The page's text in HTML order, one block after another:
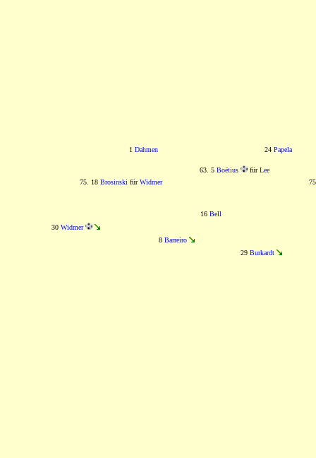
1 Dahmen 24 Papela
63. 5 Boëtius fürLee
75. 18 Brosinski fürWidmer
16 Bell
30 Widmer
8 Barreiro
29 Burkardt